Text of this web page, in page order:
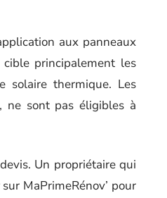
aux panneaux
principalement les
solaire thermique. Les
ne sont pas éligibles à
Un propriétaire qui
MaPrimeRénov’ pour